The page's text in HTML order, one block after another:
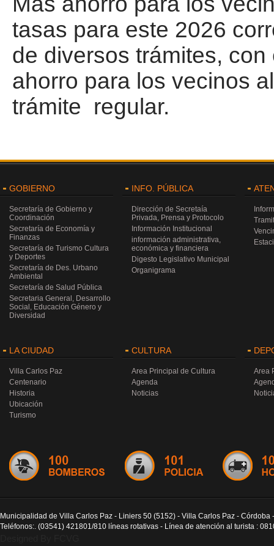
tasas para este 2026
de diversos trámites,
ahorro para los vecinos
trámite regular.
GOBIERNO
Secretaría de Gobierno y
Coordinación
Secretaría de Economía y
Finanzas
Secretaría de Turismo Cultura
y Deportes
Secretaría de Des. Urbano
Ambiental
Secretaría de Salud Pública
Secretaria General, Desarrollo
Social, Educación Género y
Diversidad
INFO. PÚBLICA
Dirección de Secretaía
Privada, Prensa y Protocolo
Información Institucional
información administrativa,
económica y financiera
Digesto Legislativo Municipal
Organigrama
LA CIUDAD
Villa Carlos Paz
Centenario
Historia
Ubicación
Turismo
CULTURA
Area Principal de Cultura
Agenda
Noticias
Area
Municipalidad de Villa Carlos Paz - Liniers 50 (5152) - Villa Carlos Paz - Córdoba
Teléfonos:. (03541) 421801/810 líneas rotativas - Línea de atención al turista :